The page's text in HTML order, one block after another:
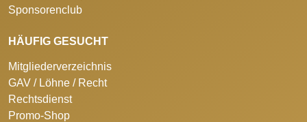
Sponsorenclub
HÄUFIG GESUCHT
Mitgliederverzeichnis
GAV / Löhne / Recht
Rechtsdienst
Promo-Shop